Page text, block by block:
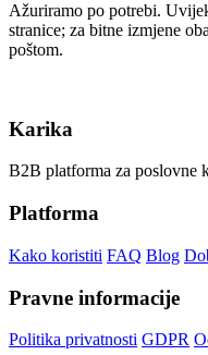
Ažuriramo po potrebi.
stranice; za bitne izmjene
poštom.
Karika
B2B platforma za poslovne
Platforma
Kako koristiti FAQ Blog
Pravne informacije
Politika privatnosti GDPR